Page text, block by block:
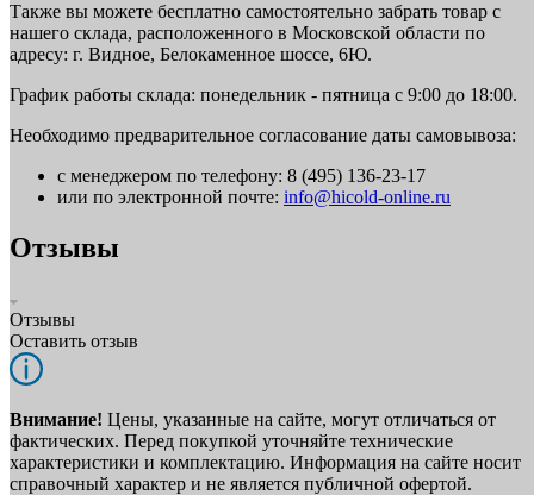
Также вы можете бесплатно самостоятельно забрать товар с
нашего склада, расположенного в Московской области по
адресу: г. Видное, Белокаменное шоссе, 6Ю.
График работы склада: понедельник - пятница с 9:00 до 18:00.
Необходимо предварительное согласование даты самовывоза:
с менеджером по телефону: 8 (495) 136-23-17
или по электронной почте: info@hicold-online.ru
Отзывы
Отзывы
Оставить отзыв
Внимание! Цены, указанные на сайте, могут отличаться от
фактических. Перед покупкой уточняйте технические
характеристики и комплектацию. Информация на сайте носит
справочный характер и не является публичной офертой.